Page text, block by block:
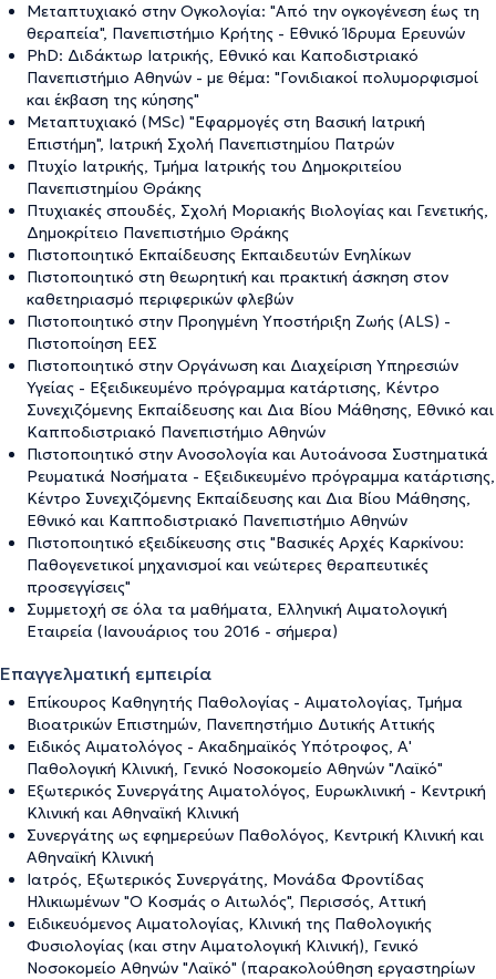
Μεταπτυχιακό στην Ογκολογία: "Από την ογκογένεση έως τη
θεραπεία", Πανεπιστήμιο Κρήτης - Εθνικό Ίδρυμα Ερευνών
PhD: Διδάκτωρ Ιατρικής, Εθνικό και Καποδιστριακό
Πανεπιστήμιο Αθηνών - με θέμα: "Γονιδιακοί πολυμορφισμοί
και έκβαση της κύησης"
Μεταπτυχιακό (MSc) "Εφαρμογές στη Βασική Ιατρική
Επιστήμη", Ιατρική Σχολή Πανεπιστημίου Πατρών
Πτυχίο Ιατρικής, Τμήμα Ιατρικής του Δημοκριτείου
Πανεπιστημίου Θράκης
Πτυχιακές σπουδές, Σχολή Μοριακής Βιολογίας και Γενετικής,
Δημοκρίτειο Πανεπιστήμιο Θράκης
Πιστοποιητικό Εκπαίδευσης Εκπαιδευτών Ενηλίκων
Πιστοποιητικό στη θεωρητική και πρακτική άσκηση στον
καθετηριασμό περιφερικών φλεβών
Πιστοποιητικό στην Προηγμένη Υποστήριξη Ζωής (ALS) -
Πιστοποίηση ΕΕΣ
Πιστοποιητικό στην Οργάνωση και Διαχείριση Υπηρεσιών
Υγείας - Εξειδικευμένο πρόγραμμα κατάρτισης, Κέντρο
Συνεχιζόμενης Εκπαίδευσης και Δια Βίου Μάθησης, Εθνικό και
Καπποδιστριακό Πανεπιστήμιο Αθηνών
Πιστοποιητικό στην Ανοσολογία και Αυτοάνοσα Συστηματικά
Ρευματικά Νοσήματα - Εξειδικευμένο πρόγραμμα κατάρτισης,
Κέντρο Συνεχιζόμενης Εκπαίδευσης και Δια Βίου Μάθησης,
Εθνικό και Καπποδιστριακό Πανεπιστήμιο Αθηνών
Πιστοποιητικό εξειδίκευσης στις "Βασικές Αρχές Καρκίνου:
Παθογενετικοί μηχανισμοί και νεώτερες θεραπευτικές
προσεγγίσεις"
Συμμετοχή σε όλα τα μαθήματα, Ελληνική Αιματολογική
Εταιρεία (Ιανουάριος του 2016 - σήμερα)
Επαγγελματική εμπειρία
Επίκουρος Καθηγητής Παθολογίας - Αιματολογίας, Τμήμα
Βιοατρικών Επιστημών, Πανεπηστήμιο Δυτικής Αττικής
Ειδικός Αιματολόγος - Ακαδημαϊκός Υπότροφος, Α'
Παθολογική Κλινική, Γενικό Νοσοκομείο Αθηνών "Λαϊκό"
Εξωτερικός Συνεργάτης Αιματολόγος, Ευρωκλινική - Κεντρική
Κλινική και Αθηναϊκή Κλινική
Συνεργάτης ως εφημερεύων Παθολόγος, Κεντρική Κλινική και
Αθηναϊκή Κλινική
Ιατρός, Εξωτερικός Συνεργάτης, Μονάδα Φροντίδας
Ηλικιωμένων "Ο Κοσμάς ο Αιτωλός", Περισσός, Αττική
Ειδικευόμενος Αιματολογίας, Κλινική της Παθολογικής
Φυσιολογίας (και στην Αιματολογική Κλινική), Γενικό
Νοσοκομείο Αθηνών "Λαϊκό" (παρακολούθηση εργαστηρίων